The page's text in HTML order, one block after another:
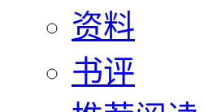
资料
书评